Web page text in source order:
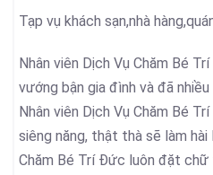
Tạp vụ khách sạn,nhà
Nhân viên Dịch Vụ Chăm Bé
vướng bận gia đình và đã
Nhân viên Dịch Vụ Chăm Bé
siêng năng, thật thà sẽ làm hài
Chăm Bé Trí Đức luôn đặt chữ